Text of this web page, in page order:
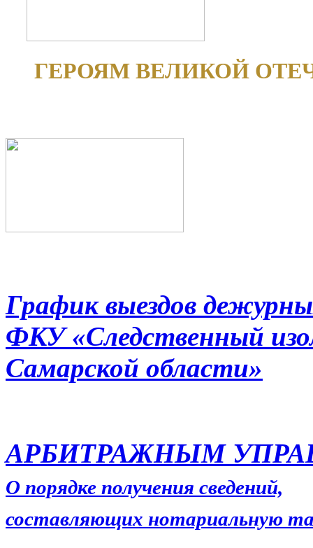
ГЕРОЯМ ВЕЛИКОЙ
График выездов
ФКУ «Следственный
Самарской области»
АРБИТРАЖНЫМ
О порядке получения сведений,
составляющих нотариальную